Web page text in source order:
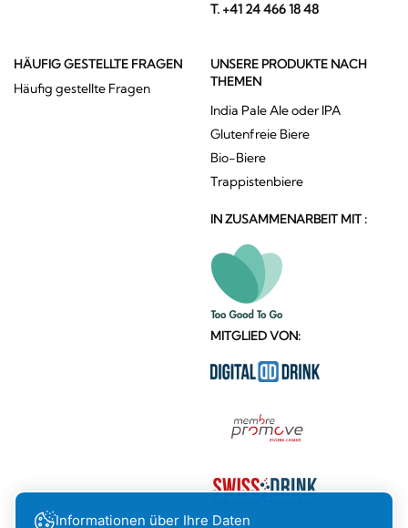
T. +41 24 466 18 48
HÄUFIG GESTELLTE FRAGEN
Häufig gestellte Fragen
UNSERE PRODUKTE NACH
THEMEN
India Pale Ale oder IPA
Glutenfreie Biere
Bio-Biere
Trappistenbiere
IN ZUSAMMENARBEIT MIT :
MITGLIED VON:
Informationen über Ihre Daten